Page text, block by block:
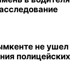
не ушел
полицейских